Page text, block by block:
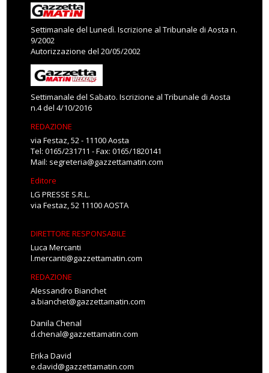
Settimanale del Lunedì. Iscrizione al Tribunale di Aosta n.
9/2002
Autorizzazione del 20/05/2002
Settimanale del Sabato. Iscrizione al Tribunale di Aosta
n.4 del 4/10/2016
REDAZIONE
via Festaz, 52 - 11100 Aosta
Tel: 0165/231711 - Fax: 0165/1820141
Mail: segreteria@gazzettamatin.com
Editore
LG PRESSE S.R.L.
via Festaz, 52 11100 AOSTA
DIRETTORE RESPONSABILE
Luca Mercanti
l.mercanti@gazzettamatin.com
REDAZIONE
Alessandro Bianchet
a.bianchet@gazzettamatin.com
Danila Chenal
d.chenal@gazzettamatin.com
Erika David
e.david@gazzettamatin.com